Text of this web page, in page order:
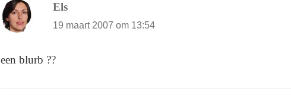
Els
19 maart 2007 om 13:54
een blurb ??